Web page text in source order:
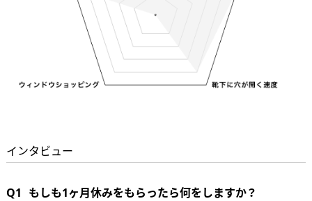
インタビュー
Q1 もしも1ヶ月休みをもらったら何をしますか？